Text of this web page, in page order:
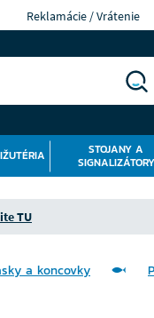
Reklamácie / Vrátenie
STOJANY A
SIGNALIZÁTORY
TU
a koncovky